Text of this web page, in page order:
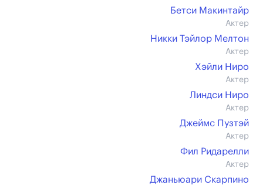
Бетси Макинтайр
Актер
Никки Тэйлор Мелтон
Актер
Хэйли Ниро
Актер
Линдси Ниро
Актер
Джеймс Пузтэй
Актер
Фил Ридарелли
Актер
Джаньюари Скарпино